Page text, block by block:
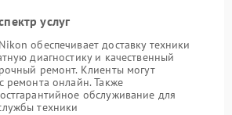
услуг
обеспечивает доставку техники
диагностику и качественный
ремонт. Клиенты могут
ремонта онлайн. Также
обслуживание для
техники